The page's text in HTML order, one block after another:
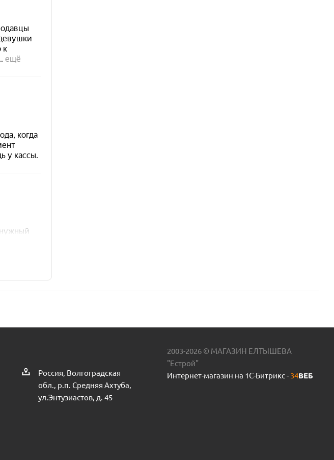
Россия, Волгоградская
обл., р.п. Средняя Ахтуба,
ул.Энтузиастов, д. 45
2003-2026 © МАГАЗИН ЕЛТЫШЕВА
"Естрой"
Интернет-магазин на 1С-Битрикс - 34ВЕБ